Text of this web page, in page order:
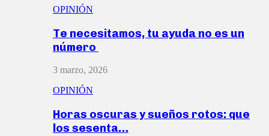
OPINIÓN
Te necesitamos, tu ayuda no es un
número
3 marzo, 2026
OPINIÓN
Horas oscuras y sueños rotos: que
los sesenta…